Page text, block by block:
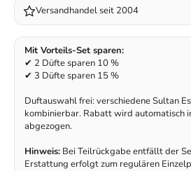
Versandhandel seit 2004
Mit Vorteils-Set sparen:
✔ 2 Düfte sparen 10 %
✔ 3 Düfte sparen 15 %
Duftauswahl frei: verschiedene Sultan
kombinierbar. Rabatt wird automatisch
abgezogen.
Hinweis: Bei Teilrückgabe entfällt der
Erstattung erfolgt zum regulären